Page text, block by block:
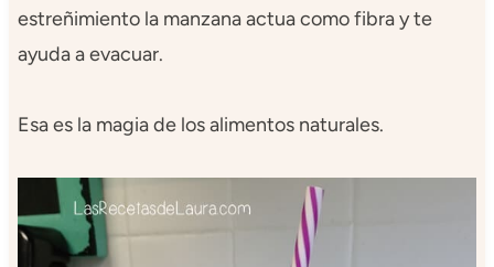
estreñimiento la manzana actua como fibra y te
ayuda a evacuar.
Esa es la magia de los alimentos naturales.